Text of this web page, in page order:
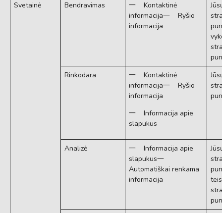
Svetainė Bendravimas
一 Kontaktinė
informacija一 Ryšio
informacija
Rinkodara
一 Kontaktinė
informacija一 Ryšio
informacija
一 Informacija apie
slapukus
Analizė
一 Informacija apie
slapukus一
Automatiškai renkama
informacija